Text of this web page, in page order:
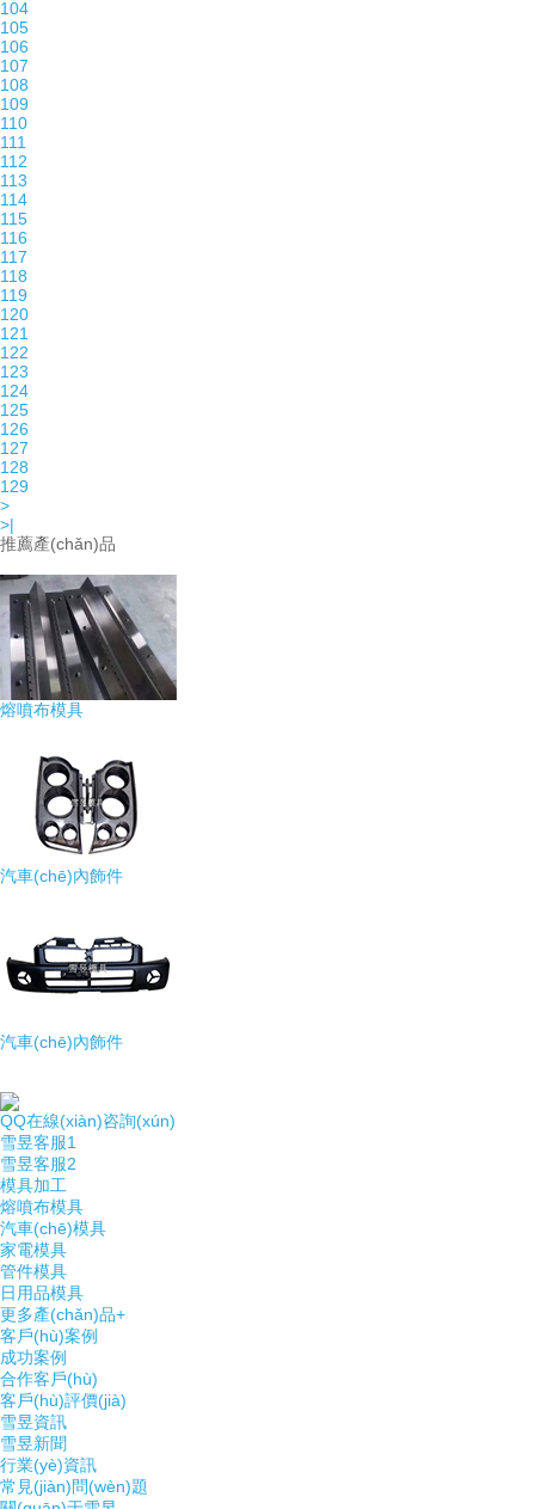
104
105
106
107
108
109
110
111
112
113
114
115
116
117
118
119
120
121
122
123
124
125
126
127
128
129
>
>|
推薦產(chǎn)品
熔噴布模具
汽車(chē)內飾件
汽車(chē)內飾件
QQ在線(xiàn)咨詢(xún)
雪昱客服1
雪昱客服2
模具加工
熔噴布模具
汽車(chē)模具
家電模具
管件模具
日用品模具
更多產(chǎn)品+
客戶(hù)案例
成功案例
合作客戶(hù)
客戶(hù)評價(jià)
雪昱資訊
雪昱新聞
行業(yè)資訊
常見(jiàn)問(wèn)題